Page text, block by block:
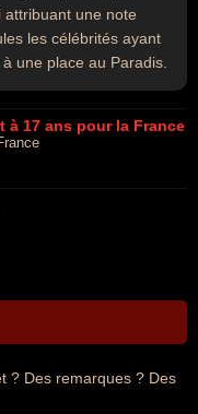
attribuant une note
les célébrités ayant
une place au Paradis.
à 17 ans pour la France
? Des remarques ? Des